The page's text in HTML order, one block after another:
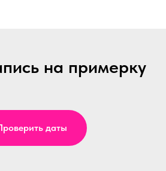
на примерку
даты